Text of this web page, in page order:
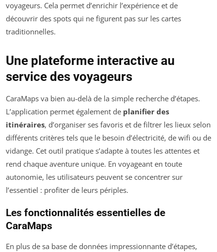
voyageurs. Cela permet d’enrichir l’expérience et de
découvrir des spots qui ne figurent pas sur les cartes
traditionnelles.
Une plateforme interactive au
service des voyageurs
CaraMaps va bien au-delà de la simple recherche d’étapes.
L’application permet également de planifier des
itinéraires, d’organiser ses favoris et de filtrer les lieux selon
différents critères tels que le besoin d’électricité, de wifi ou de
vidange. Cet outil pratique s’adapte à toutes les attentes et
rend chaque aventure unique. En voyageant en toute
autonomie, les utilisateurs peuvent se concentrer sur
l’essentiel : profiter de leurs périples.
Les fonctionnalités essentielles de
CaraMaps
En plus de sa base de données impressionnante d’étapes,